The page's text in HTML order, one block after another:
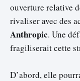
ouverture relative
rivaliser avec des
Anthropic. Une
fragiliserait cette
D’abord, elle